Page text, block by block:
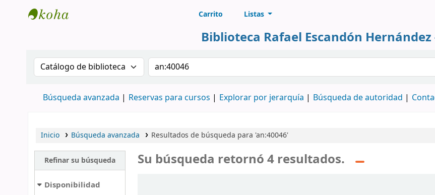
Biblioteca Rafael Escandón Hernández
Carrito Listas
Biblioteca Rafael Escandón Hernández
Buscar en el catálogo por:Buscar en el catálogo
Búsqueda avanzada Reservas para cursos Explorar por jerarquía Búsqueda de autoridad
Inicio Búsqueda avanzada Resultados de búsqueda para 'an:40046'
Refinar su búsqueda
Disponibilidad
Su búsqueda retornó 4 resultados.